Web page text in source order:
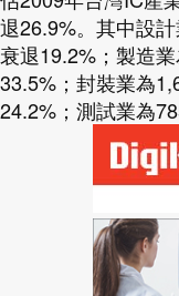
退26.9%。其中設
衰退19.2%；製造
33.5%；封裝業為
24.2%；測試業為